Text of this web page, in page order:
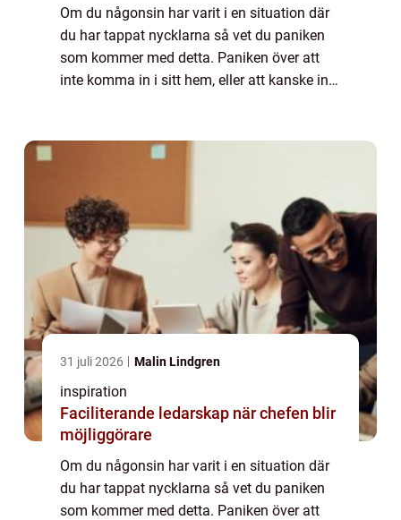
Om du någonsin har varit i en situation där
du har tappat nycklarna så vet du paniken
som kommer med detta. Paniken över att
inte komma in i sitt hem, eller att kanske inte
31 juli 2026 Malin Lindgren
inspiration
Faciliterande ledarskap när chefen blir
möjliggörare
Om du någonsin har varit i en situation där
du har tappat nycklarna så vet du paniken
som kommer med detta. Paniken över att